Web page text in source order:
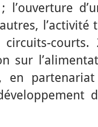
l’ouverture
courts.
sur
en